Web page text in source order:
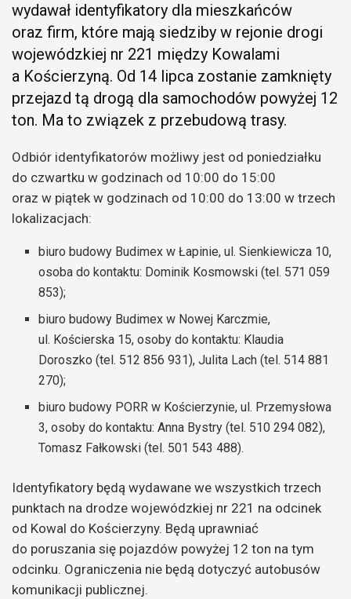
wydawał identyfikatory dla mieszkańców
oraz firm, które mają siedziby w rejonie drogi
wojewódzkiej nr 221 między Kowalami
a Kościerzyną. Od 14 lipca zostanie zamknięty
przejazd tą drogą dla samochodów powyżej 12
ton. Ma to związek z przebudową trasy.
Odbiór identyfikatorów możliwy jest od poniedziałku
do czwartku w godzinach od 10:00 do 15:00
oraz w piątek w godzinach od 10:00 do 13:00 w trzech
lokalizacjach:
biuro budowy Budimex w Łapinie, ul. Sienkiewicza 10,
osoba do kontaktu: Dominik Kosmowski (tel. 571 059
853);
biuro budowy Budimex w Nowej Karczmie,
ul. Kościerska 15, osoby do kontaktu: Klaudia
Doroszko (tel. 512 856 931), Julita Lach (tel. 514 881
270);
biuro budowy PORR w Kościerzynie, ul. Przemysłowa
3, osoby do kontaktu: Anna Bystry (tel. 510 294 082),
Tomasz Fałkowski (tel. 501 543 488).
Identyfikatory będą wydawane we wszystkich trzech
punktach na drodze wojewódzkiej nr 221 na odcinek
od Kowal do Kościerzyny. Będą uprawniać
do poruszania się pojazdów powyżej 12 ton na tym
odcinku. Ograniczenia nie będą dotyczyć autobusów
komunikacji publicznej.